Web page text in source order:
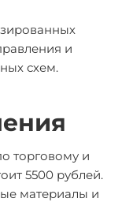
и
схем.
торговому и
5500 рублей.
материалы и